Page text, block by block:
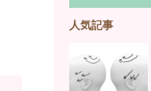
人気記事